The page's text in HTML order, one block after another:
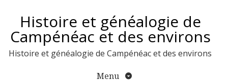
contenuHistoire et généalogie de
Campénéac et des environs
Histoire et généalogie de Campénéac et des environs
Menu